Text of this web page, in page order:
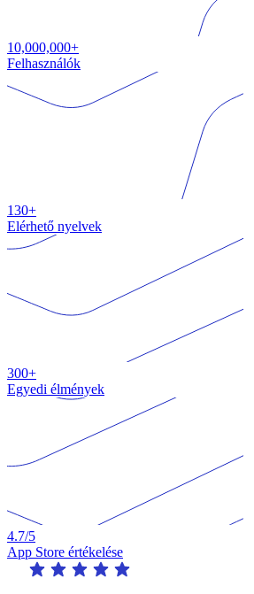
10,000,000+
Felhasználók
130+
Elérhető nyelvek
300+
Egyedi élmények
4.7/5
App Store értékelése